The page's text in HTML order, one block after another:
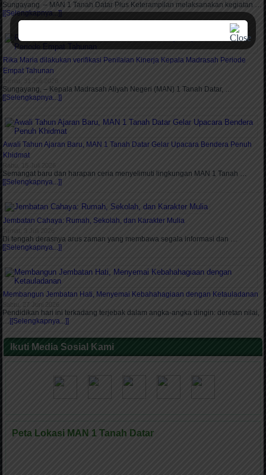
Sungayang – MAN 1 Tanah Datar Plus Keterampilan melaksanakan kegiatan …
[[Selengkapnya...]]
Rika Maria dilakukan verifikasi Penilaian Kinerja Kepala Madrasah Periode
Empat Tahunan
Jumat, 31 Juli 2026
Sungayang, – Kepala Madrasah Aliyah Negeri (MAN) 1 Tanah Datar, …
[[Selengkapnya...]]
Awali Tahun Ajaran Baru, MAN 1 Tanah Datar Gelar Upacara Bendera Penuh
Khidmat
Rabu, 15 Juli 2026
Semangat baru dan harapan ceria menyelimuti lingkungan MAN 1 Tanah …
[[Selengkapnya...]]
Jembatan Cahaya: Rumah, Sekolah, dan Karakter Mulia
Jumat, 3 Juli 2026
Di tengah derasnya arus zaman yang membawa segala informasi dan …
[[Selengkapnya...]]
Membangun Jembatan Hati, Menyemai Kebahahagiaan dengan Ketauladanan
Sabtu, 27 Juni 2026
Pendidikan hari ini terkadang terjebak dalam angka-angka dingin: deretan nilai,
… [[Selengkapnya...]]
Ikuti Media Sosial Kami
Peta Lokasi MAN 1 Tanah Datar